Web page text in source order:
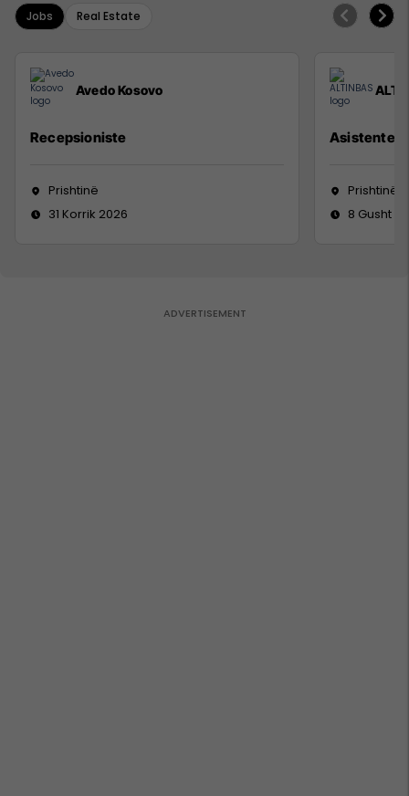
Jobs Real Estate
Avedo Kosovo
Recepsioniste
Prishtinë
31 Korrik 2026
Asistente
Prishtinë
8 Gusht